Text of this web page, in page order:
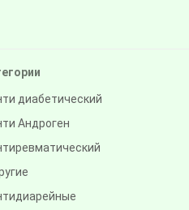
диабетический
Андроген